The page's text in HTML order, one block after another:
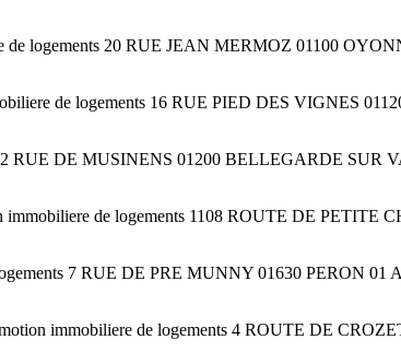
logements 20 RUE JEAN MERMOZ 01100
de logements 16 RUE PIED DES VIGNES
RUE DE MUSINENS 01200 BELLEGARDE SUR
de logements 1108 ROUTE DE PETITE
7 RUE DE PRE MUNNY 01630 PERON
immobiliere de logements 4 ROUTE DE